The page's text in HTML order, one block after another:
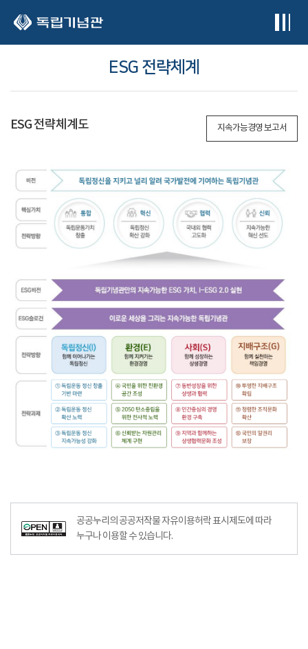
ESG 전략체계
ESG 전략체계도 지속가능경영 보고서
공공누리의 공공저작물 자유이용허락 표시제도에 따라
누구나 이용할 수 있습니다.